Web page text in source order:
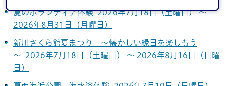
夏のボランティア体験 2026年7月18日（土曜日） ～
2026年8月31日（月曜日）
新川さくら館夏まつり ～懐かしい縁日を楽しもう
～ 2026年7月18日（土曜日） ～ 2026年8月16日（日曜
日）